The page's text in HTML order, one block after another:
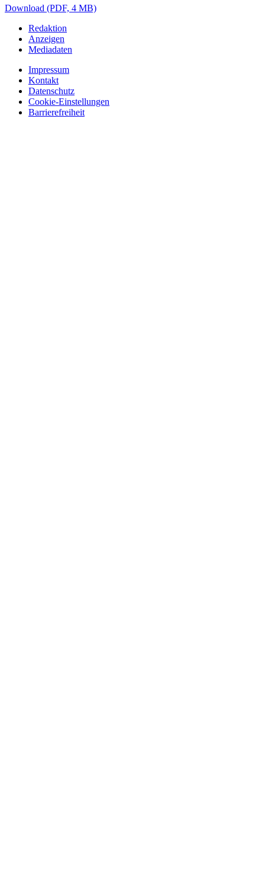
Download (PDF, 4 MB)
Redaktion
Anzeigen
Mediadaten
Impressum
Kontakt
Datenschutz
Cookie-Einstellungen
Barrierefreiheit